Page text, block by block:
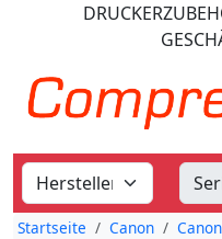
Startseite Canon